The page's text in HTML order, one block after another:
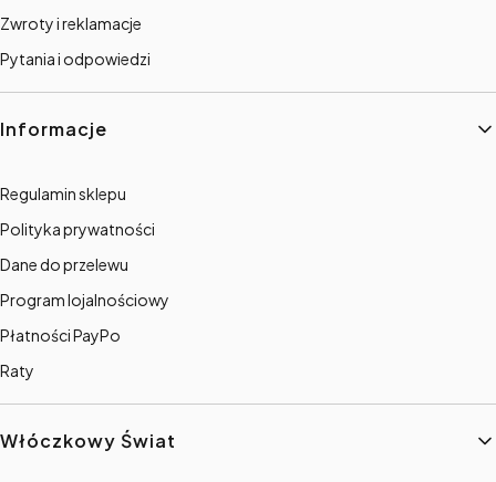
Zwroty i reklamacje
Pytania i odpowiedzi
Informacje
Regulamin sklepu
Polityka prywatności
Dane do przelewu
Program lojalnościowy
Płatności PayPo
Raty
Włóczkowy Świat